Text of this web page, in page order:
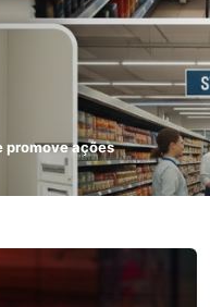
promove ações